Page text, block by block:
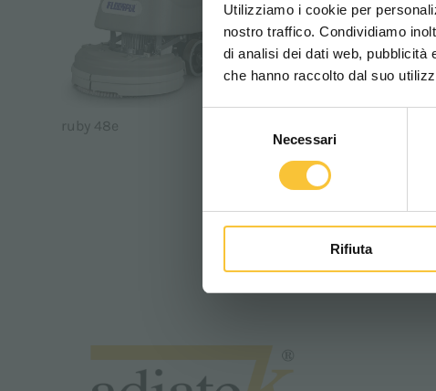
Utilizziamo i cookie per
nostro traffico. Condividiamo
di analisi dei dati web, pubblicità
che hanno raccolto dal suo
Necessari
Rifiuta
ruby 48e